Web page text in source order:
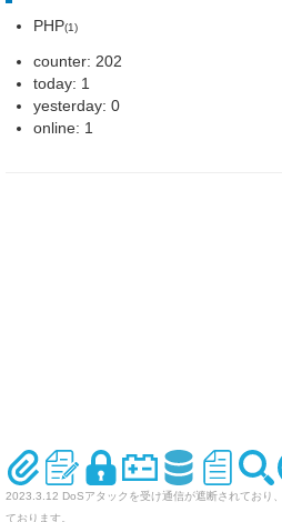
PHP(1)
counter: 202
today: 1
yesterday: 0
online: 1
2023.3.12 DoSアタックを受け通信が遮断されており
ております。